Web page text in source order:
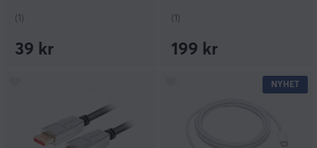
(1)
39 kr
(1)
199 kr
NYHET